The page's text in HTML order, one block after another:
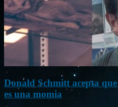
Donald Schmitt acepta
es una momia